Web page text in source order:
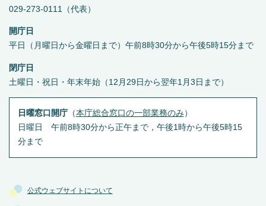
公式ウェブサイトについて
029-273-0111（代表）
開庁日
平日（月曜日から金曜日まで）午前8時30分から午後5時15分まで
閉庁日
土曜日・祝日・年末年始（12月29日から翌年1月3日まで）
日曜窓口開庁（本庁総合窓口の一部業務のみ ）
日曜日 午前8時30分から正午まで，午後1時から午後5時15
分まで